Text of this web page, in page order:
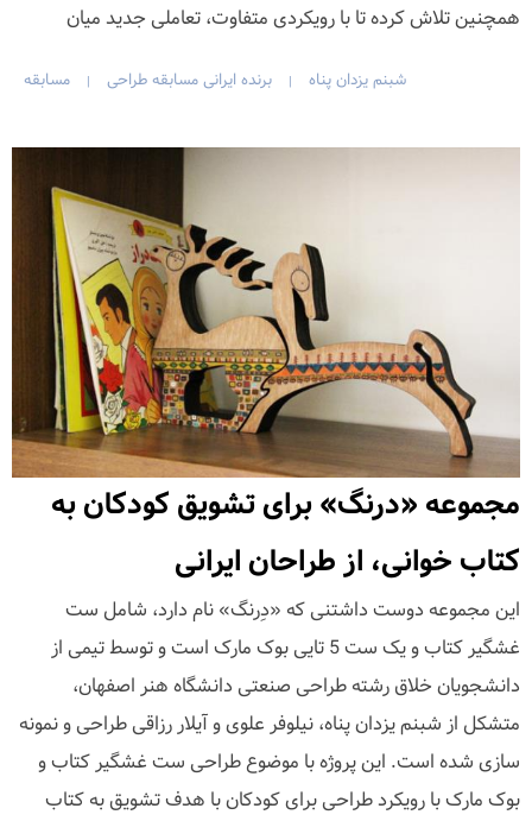
همچنین تلاش کرده تا با رویکردی متفاوت، تعاملی جدید میان
شبنم یزدان پناه | برنده ایرانی مسابقه طراحی | مسابقه
مجموعه «درنگ» برای تشویق کودکان به
کتاب خوانی، از طراحان ایرانی
این مجموعه دوست داشتنی که «دِرنگ» نام دارد، شامل ست
غشگیر کتاب و یک ست 5 تایی بوک مارک است و توسط تیمی از
دانشجویان خلاق رشته طراحی صنعتی دانشگاه هنر اصفهان،
متشکل از شبنم یزدان پناه، نیلوفر علوی و آیلار رزاقی طراحی و نمونه
سازی شده است. این پروژه با موضوع طراحی ست غشگیر کتاب و
بوک مارک با رویکرد طراحی برای کودکان با هدف تشویق به کتاب